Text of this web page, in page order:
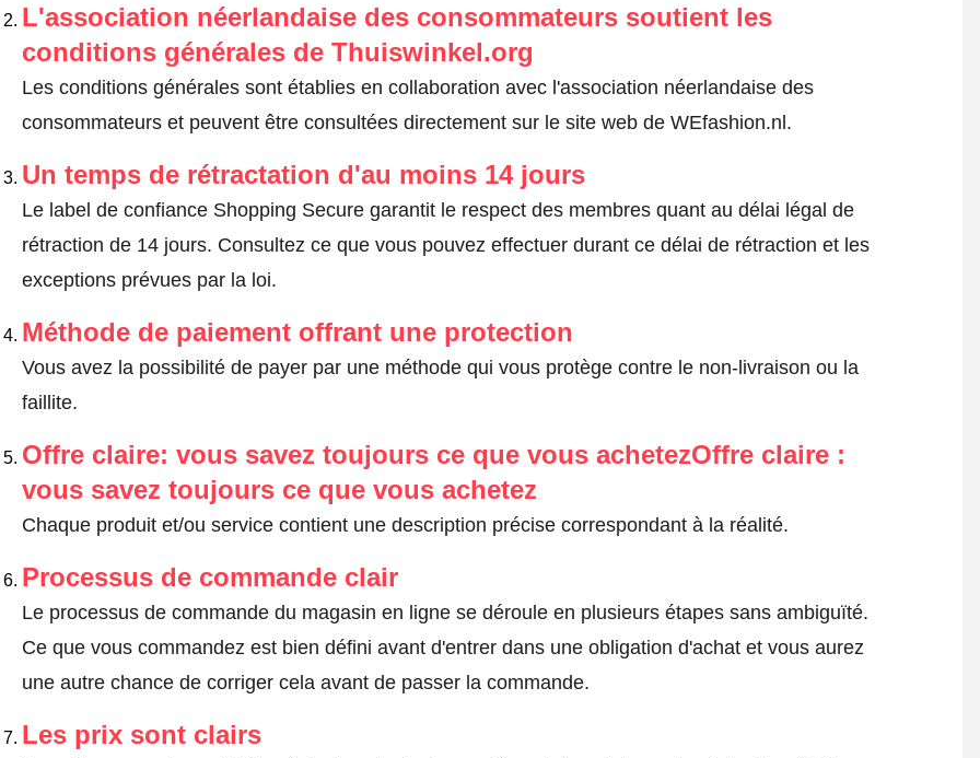
L'association néerlandaise des consommateurs soutient les
conditions générales de Thuiswinkel.org
Les conditions générales sont établies en collaboration avec l'association néerlandaise des
consommateurs et peuvent être consultées directement sur le site web de WEfashion.nl.
Un temps de rétractation d'au moins 14 jours
Le label de confiance Shopping Secure garantit le respect des membres quant au délai légal de
rétraction de 14 jours. Consultez ce que vous pouvez effectuer durant ce délai de rétraction et les
exceptions prévues par la loi.
Méthode de paiement offrant une protection
Vous avez la possibilité de payer par une méthode qui vous protège contre le non-livraison ou la
faillite.
Offre claire: vous savez toujours ce que vous achetezOffre claire :
vous savez toujours ce que vous achetez
Chaque produit et/ou service contient une description précise correspondant à la réalité.
Processus de commande clair
Le processus de commande du magasin en ligne se déroule en plusieurs étapes sans ambiguïté.
Ce que vous commandez est bien défini avant d'entrer dans une obligation d'achat et vous aurez
une autre chance de corriger cela avant de passer la commande.
Les prix sont clairs